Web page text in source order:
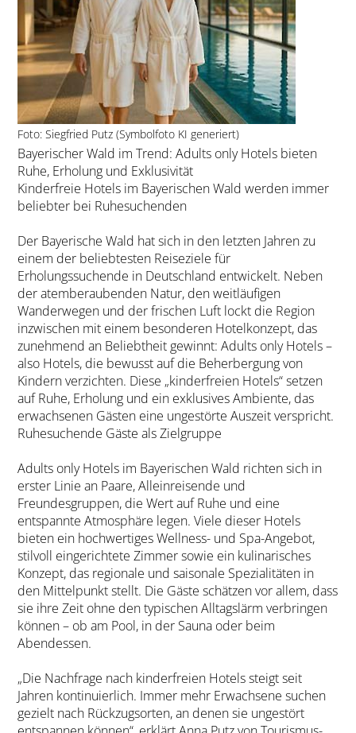
Foto: Siegfried Putz (Symbolfoto KI generiert)
Bayerischer Wald im Trend: Adults only Hotels bieten
Ruhe, Erholung und Exklusivität
Kinderfreie Hotels im Bayerischen Wald werden immer
beliebter bei Ruhesuchenden
Der Bayerische Wald hat sich in den letzten Jahren zu
einem der beliebtesten Reiseziele für
Erholungssuchende in Deutschland entwickelt. Neben
der atemberaubenden Natur, den weitläufigen
Wanderwegen und der frischen Luft lockt die Region
inzwischen mit einem besonderen Hotelkonzept, das
zunehmend an Beliebtheit gewinnt: Adults only Hotels –
also Hotels, die bewusst auf die Beherbergung von
Kindern verzichten. Diese „kinderfreien Hotels“ setzen
auf Ruhe, Erholung und ein exklusives Ambiente, das
erwachsenen Gästen eine ungestörte Auszeit verspricht.
Ruhesuchende Gäste als Zielgruppe
Adults only Hotels im Bayerischen Wald richten sich in
erster Linie an Paare, Alleinreisende und
Freundesgruppen, die Wert auf Ruhe und eine
entspannte Atmosphäre legen. Viele dieser Hotels
bieten ein hochwertiges Wellness- und Spa-Angebot,
stilvoll eingerichtete Zimmer sowie ein kulinarisches
Konzept, das regionale und saisonale Spezialitäten in
den Mittelpunkt stellt. Die Gäste schätzen vor allem, dass
sie ihre Zeit ohne den typischen Alltagslärm verbringen
können – ob am Pool, in der Sauna oder beim
Abendessen.
„Die Nachfrage nach kinderfreien Hotels steigt seit
Jahren kontinuierlich. Immer mehr Erwachsene suchen
gezielt nach Rückzugsorten, an denen sie ungestört